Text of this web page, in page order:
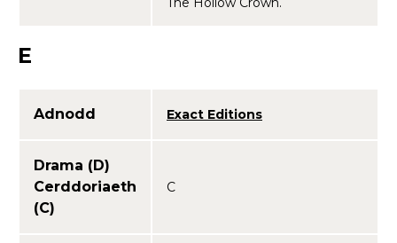
E
Adnodd Exact Editions
Drama (D)
Cerddoriaeth
(C)
C